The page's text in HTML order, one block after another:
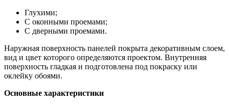
Глухими;
С оконными проемами;
С дверными проемами.
Наружная поверхность панелей покрыта декоративным слоем,
вид и цвет которого определяются проектом. Внутренняя
поверхность гладкая и подготовлена под покраску или
оклейку обоями.
Основные характеристики